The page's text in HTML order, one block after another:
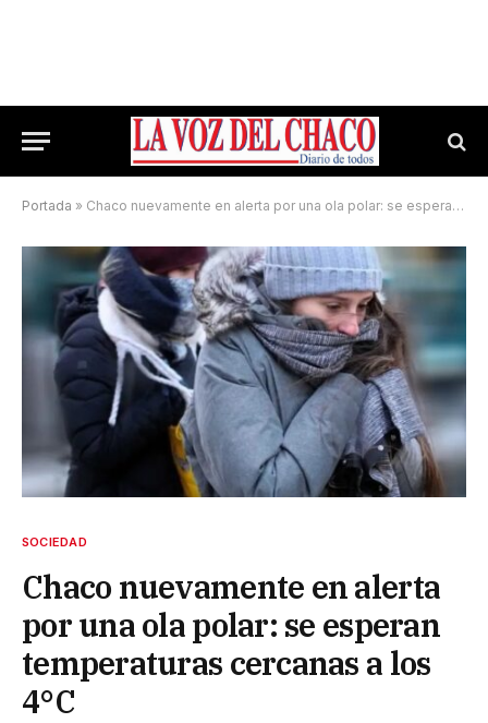
Portada » Chaco nuevamente en alerta por una ola polar: se esperan temperaturas cercanas a los 4°C
SOCIEDAD
Chaco nuevamente en alerta
por una ola polar: se esperan
temperaturas cercanas a los
4°C